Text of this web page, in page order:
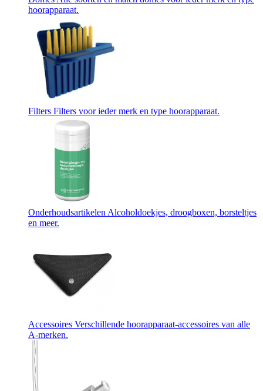
hoorapparaat.
Filters Filters voor ieder merk en type hoorapparaat.
Onderhoudsartikelen Alcoholdoekjes, droogboxen, borsteltjes
en meer.
Accessoires Verschillende hoorapparaat-accessoires van alle
A-merken.